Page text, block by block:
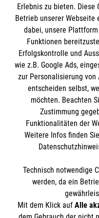
ausgewiesener
mehrere
wissenschaftliche
zur
Einrichtung
Rathsberger Str. 57
91054 Erlangen
Informationen
Erlebnis zu bieten. Diese
Betrieb unserer
dabei, unsere
Funktionen
Erfolgskontrolle und
wie z.B. Google Ads,
zur Personalisierung von
entscheiden selbst,
möchten. Beachten
Zustimmung
Funktionalitäten der
Weitere Infos finden
Technisch notwendige
werden, da ein
Mit dem Klick auf Alle